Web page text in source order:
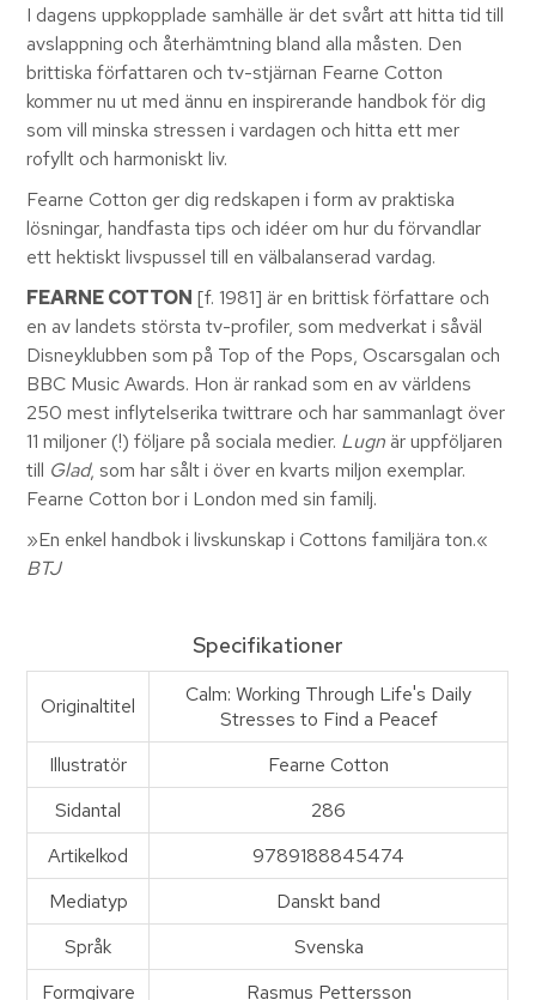
I dagens uppkopplade samhälle är det svårt att hitta tid till
avslappning och återhämtning bland alla måsten. Den
brittiska författaren och tv-stjärnan Fearne Cotton
kommer nu ut med ännu en inspirerande handbok för dig
som vill minska stressen i vardagen och hitta ett mer
rofyllt och harmoniskt liv.
Fearne Cotton ger dig redskapen i form av praktiska
lösningar, handfasta tips och idéer om hur du förvandlar
ett hektiskt livspussel till en välbalanserad vardag.
FEARNE COTTON [f. 1981] är en brittisk författare och
en av landets största tv-profiler, som medverkat i såväl
Disneyklubben som på Top of the Pops, Oscarsgalan och
BBC Music Awards. Hon är rankad som en av världens
250 mest inflytelserika twittrare och har sammanlagt över
11 miljoner (!) följare på sociala medier. Lugnär uppföljaren
till Glad, som har sålt i över en kvarts miljon exemplar.
Fearne Cotton bor i London med sin familj.
»En enkel handbok i livskunskap i Cottons familjära ton.«
BTJ
Specifikationer
Originaltitel
Calm: Working Through Life's Daily
Stresses to Find a Peacef
Illustratör
Fearne Cotton
Sidantal
286
Artikelkod
9789188845474
Mediatyp
Danskt band
Språk
Svenska
Formgivare
Rasmus Pettersson